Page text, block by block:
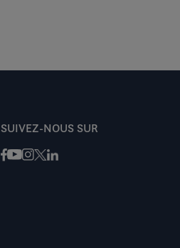
SUIVEZ-NOUS SUR
Facebook
Youtube
Instagram
X / Twitter
LinkedIn